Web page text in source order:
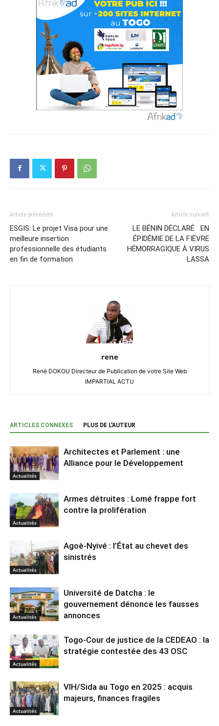
Article précédent
ESGIS: Le projet Visa pour une
meilleure insertion
professionnelle des étudiants
en fin de formation.
Article suivant
LE BÉNIN DÉCLARÉ EN
ÉPIDÉMIE DE LA FIÈVRE
HÉMORRAGIQUE À VIRUS
LASSA
rene
René DOKOU Directeur de Publication de votre Site Web
IMPARTIAL ACTU
ARTICLES CONNEXES PLUS DE L'AUTEUR
Actualités
Architectes et Parlement : une
Alliance pour le Développement
Actualités
Armes détruites : Lomé frappe fort
contre la prolifération
Actualités
Agoè-Nyivé : l’État au chevet des
sinistrés
Actualités
Université de Datcha : le
gouvernement dénonce les fausses
annonces
Actualités
Togo-Cour de justice de la CEDEAO : la
stratégie contestée des 43 OSC
Actualités
VIH/Sida au Togo en 2025 : acquis
majeurs, finances fragiles